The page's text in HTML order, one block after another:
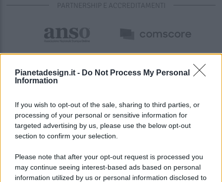
Pianetadesign.it - Do Not Process My Personal
Information
If you wish to opt-out of the sale, sharing to third parties, or
processing of your personal or sensitive information for
targeted advertising by us, please use the below opt-out
section to confirm your selection.
Please note that after your opt-out request is processed you
may continue seeing interest-based ads based on personal
information utilized by us or personal information disclosed to
PARTNERSHIP E ACCREDITAMENTI
© 2026 - Pianeta Design - P.IVA 04827280654 - Testata
Registrata Al Tribunale Di Nocera Inferiore N. 8/2020 - RG N.
ISCRIZIONE AL ROC N. 35792 – ISCRITTA ALL’ANSO
(ASSOCIAZIONE NAZIONALE STAMPA ONLINE)